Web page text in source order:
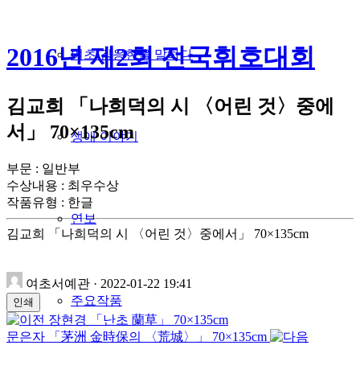
여초 김응현을 말하다
생애 이야기
연보
주요작품
2016년 제2회 전국휘호대회
김교희 「나희덕의 시 〈어린 것〉중에
서」 70×135cm
부문 : 일반부
수상내용 : 최우수상
작품유형 : 한글
김교희 「나희덕의 시 〈어린 것〉중에서」 70×135cm
여초서예관 · 2022-01-22 19:41
인쇄
장현경 「난초 蘭草」 70×135cm
문은자 「茅洲 金時保의 〈荒城〉」 70×135cm